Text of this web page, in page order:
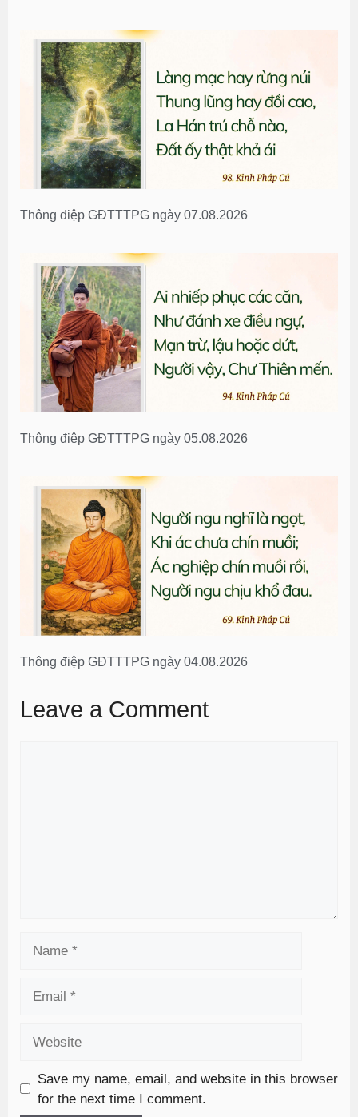
Thông điệp GĐTTTPG ngày 07.08.2026
Thông điệp GĐTTTPG ngày 05.08.2026
Thông điệp GĐTTTPG ngày 04.08.2026
Leave a Comment
Save my name, email, and website in this browser
for the next time I comment.